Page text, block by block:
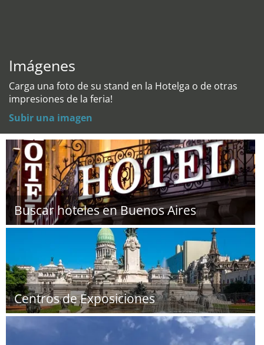
Imágenes
Carga una foto de su stand en la Hotelga o de otras
impresiones de la feria!
Subir una imagen
Buscar hoteles en Buenos Aires
Centros de Exposiciones